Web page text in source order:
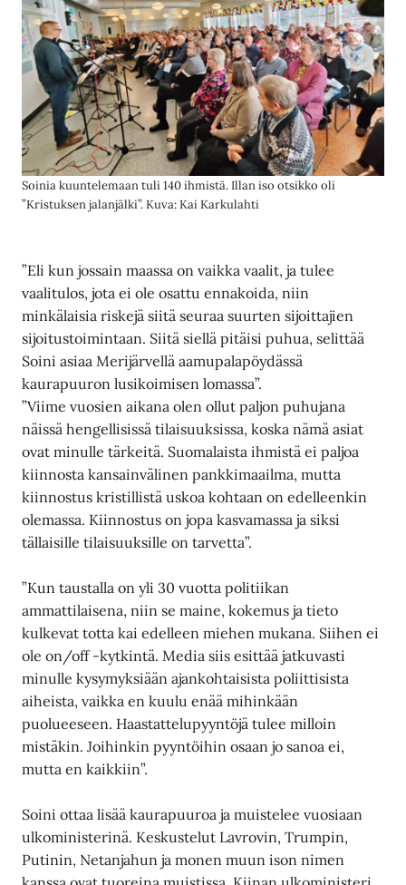
Soinia kuuntelemaan tuli 140 ihmistä. Illan iso otsikko oli
”Kristuksen jalanjälki”. Kuva: Kai Karkulahti
”Eli kun jossain maassa on vaikka vaalit, ja tulee
vaalitulos, jota ei ole osattu ennakoida, niin
minkälaisia riskejä siitä seuraa suurten sijoittajien
sijoitustoimintaan. Siitä siellä pitäisi puhua, selittää
Soini asiaa Merijärvellä aamupalapöydässä
kaurapuuron lusikoimisen lomassa”.
”Viime vuosien aikana olen ollut paljon puhujana
näissä hengellisissä tilaisuuksissa, koska nämä asiat
ovat minulle tärkeitä. Suomalaista ihmistä ei paljoa
kiinnosta kansainvälinen pankkimaailma, mutta
kiinnostus kristillistä uskoa kohtaan on edelleenkin
olemassa. Kiinnostus on jopa kasvamassa ja siksi
tällaisille tilaisuuksille on tarvetta”.
”Kun taustalla on yli 30 vuotta politiikan
ammattilaisena, niin se maine, kokemus ja tieto
kulkevat totta kai edelleen miehen mukana. Siihen ei
ole on/off -kytkintä. Media siis esittää jatkuvasti
minulle kysymyksiään ajankohtaisista poliittisista
aiheista, vaikka en kuulu enää mihinkään
puolueeseen. Haastattelupyyntöjä tulee milloin
mistäkin. Joihinkin pyyntöihin osaan jo sanoa ei,
mutta en kaikkiin”.
Soini ottaa lisää kaurapuuroa ja muistelee vuosiaan
ulkoministerinä. Keskustelut Lavrovin, Trumpin,
Putinin, Netanjahun ja monen muun ison nimen